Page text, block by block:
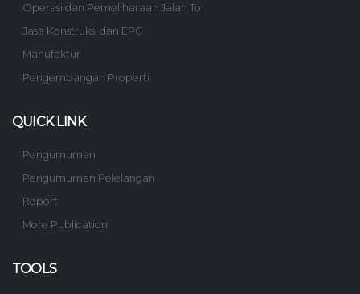
Operasi dan Pemeliharaan Jalan Tol
Jasa Konstruksi dan EPC
Manufaktur
Pengembangan Properti
QUICK LINK
Pengumuman
Pengumuman Pelelangan
Report
More Publication
TOOLS